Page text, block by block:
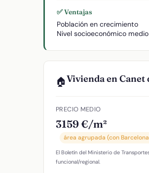
✅ Ventajas
Población en crecimiento
Nivel socioeconómico
🏠Vivienda en Canet
PRECIO MEDIO
3159 €/m²
área agrupada (con
El Boletín del Ministerio de
funcional/regional.